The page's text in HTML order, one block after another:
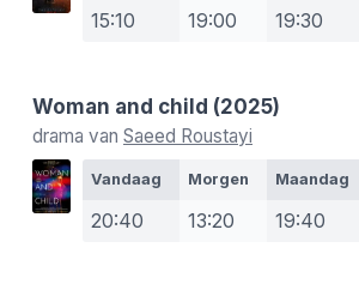
15:10 19:00 19:30
Woman and child (2025)
drama van Saeed Roustayi
Vandaag Morgen Maandag
20:40 13:20 19:40